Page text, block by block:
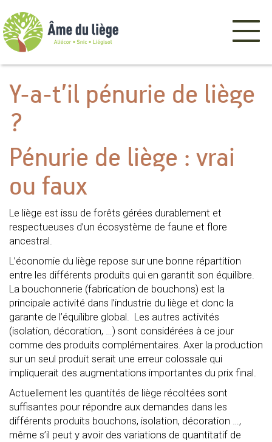
Menu
de
Y-a-t’il pénurie de liège
?
Pénurie de liège : vrai
ou faux
Le liège est issu de forêts gérées durablement et
respectueuses d’un écosystème de faune et flore
ancestral.
L’économie du liège repose sur une bonne répartition
entre les différents produits qui en garantit son équilibre.
La bouchonnerie (fabrication de bouchons) est la
principale activité dans l’industrie du liège et donc la
garante de l’équilibre global. Les autres activités
(isolation, décoration, …) sont considérées à ce jour
comme des produits complémentaires. Axer la production
sur un seul produit serait une erreur colossale qui
impliquerait des augmentations importantes du prix final.
Actuellement les quantités de liège récoltées sont
suffisantes pour répondre aux demandes dans les
différents produits bouchons, isolation, décoration …,
même s’il peut y avoir des variations de quantitatif de